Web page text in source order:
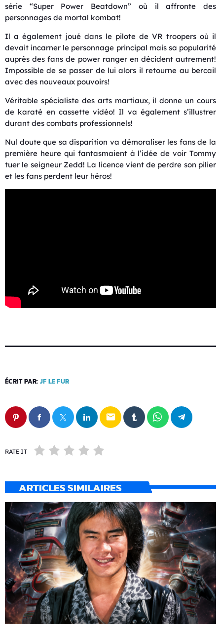
série “Super Power Beatdown” où il affronte des
personnages de mortal kombat!
Il a également joué dans le pilote de VR troopers où il
devait incarner le personnage principal mais sa popularité
auprès des fans de power ranger en décident autrement!
Impossible de se passer de lui alors il retourne au bercail
avec des nouveaux pouvoirs!
Véritable spécialiste des arts martiaux, il donne un cours
de karaté en cassette vidéo! Il va également s’illustrer
durant des combats professionnels!
Nul doute que sa disparition va démoraliser les fans de la
première heure qui fantasmaient à l’idée de voir Tommy
tuer le seigneur Zedd! La licence vient de perdre son pilier
et les fans perdent leur héros!
ÉCRIT PAR: JF LE FUR
email
RATE IT
ARTICLES SIMILAIRES